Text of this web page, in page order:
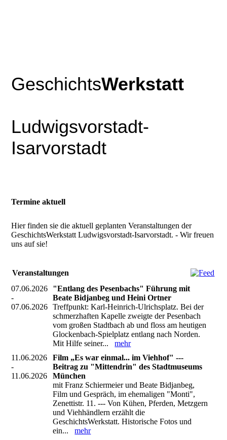
GeschichtsWerkstatt
Ludwigsvorstadt-
Isarvorstadt
Termine aktuell
Hier finden sie die aktuell geplanten Veranstaltungen der
GeschichtsWerkstatt Ludwigsvorstadt-Isarvorstadt. - Wir freuen
uns auf sie!
Veranstaltungen
07.06.2026
-
07.06.2026
"Entlang des Pesenbachs" Führung mit
Beate Bidjanbeg und Heini Ortner
Treffpunkt: Karl-Heinrich-Ulrichsplatz. Bei der
schmerzhaften Kapelle zweigte der Pesenbach
vom großen Stadtbach ab und floss am heutigen
Glockenbach-Spielplatz entlang nach Norden.
Mit Hilfe seiner...mehr
11.06.2026
-
11.06.2026
Film „Es war einmal... im Viehhof" ---
Beitrag zu "Mittendrin" des Stadtmuseums
München
mit Franz Schiermeier und Beate Bidjanbeg,
Film und Gespräch, im ehemaligen "Monti",
Zenettistr. 11. --- Von Kühen, Pferden, Metzgern
und Viehhändlern erzählt die
GeschichtsWerkstatt. Historische Fotos und
ein...mehr